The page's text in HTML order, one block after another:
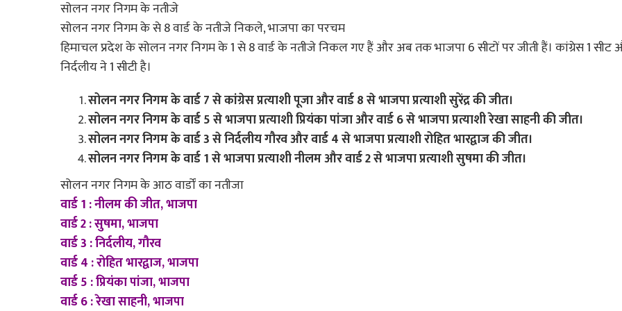
सोलन नगर निगम के नतीजे
सोलन नगर निगम के से 8 वार्ड के नतीजे निकले, भाजपा का परचम
हिमाचल प्रदेश के सोलन नगर निगम के 1 से 8 वार्ड के नतीजे निकल गए हैं और अब तक भाजपा 6 सीटों पर जीती हैं। कांग्रेस 1 सीट
निर्दलीय ने 1 सीटी है।
सोलन नगर निगम के वार्ड 7 से कांग्रेस प्रत्याशी पूजा और वार्ड 8 से भाजपा प्रत्याशी सुरेंद्र की जीत।
सोलन नगर निगम के वार्ड 5 से भाजपा प्रत्याशी प्रियंका पांजा और वार्ड 6 से भाजपा प्रत्याशी रेखा साहनी की जीत।
सोलन नगर निगम के वार्ड 3 से निर्दलीय गौरव और वार्ड 4 से भाजपा प्रत्याशी रोहित भारद्वाज की जीत।
सोलन नगर निगम के वार्ड 1 से भाजपा प्रत्याशी नीलम और वार्ड 2 से भाजपा प्रत्याशी सुषमा की जीत।
सोलन नगर निगम के आठ वार्डों का नतीजा
वार्ड 1 : नीलम की जीत, भाजपा
वार्ड 2 : सुषमा, भाजपा
वार्ड 3 : निर्दलीय, गौरव
वार्ड 4 : रोहित भारद्वाज, भाजपा
वार्ड 5 : प्रियंका पांजा, भाजपा
वार्ड 6 : रेखा साहनी, भाजपा